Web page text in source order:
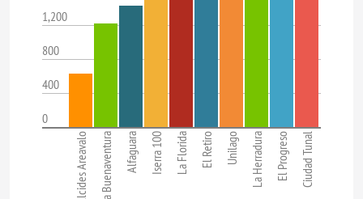
1,200
800
400
0
Alcides Areavalo Viva Buenaventura Alfaguara Iserra 100 La Florida El Retiro Unilago La Herradura El Progreso Ciudad Tunal